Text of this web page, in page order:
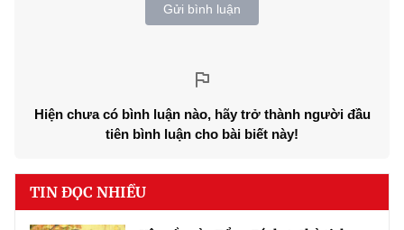
Gửi bình luận
Hiện chưa có bình luận nào, hãy trở thành người đầu
tiên bình luận cho bài biết này!
TIN ĐỌC NHIỀU